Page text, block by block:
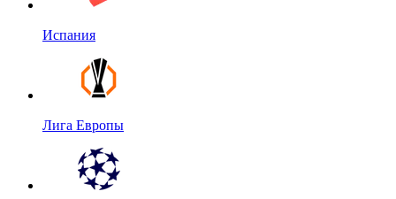
Испания
Лига Европы